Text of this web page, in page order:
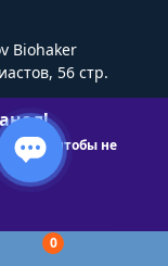
0
Biohaker
56 стр.
связи чтобы не